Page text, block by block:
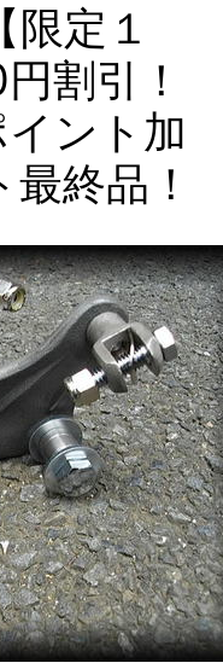
定１
割引！
ント加
終品！